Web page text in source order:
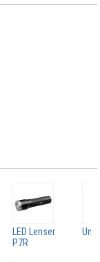
LED Lenser
P7R